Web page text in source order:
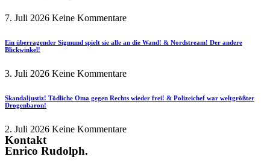
7. Juli 2026 Keine Kommentare
Ein überragender Sigmund spielt sie alle an die Wand! & Nordstream! Der andere
Blickwinkel!
3. Juli 2026 Keine Kommentare
Skandaljustiz! Tödliche Oma gegen Rechts wieder frei! & Polizeichef war weltgrößter
Drogenbaron!
2. Juli 2026 Keine Kommentare
Kontakt
Enrico Rudolph.